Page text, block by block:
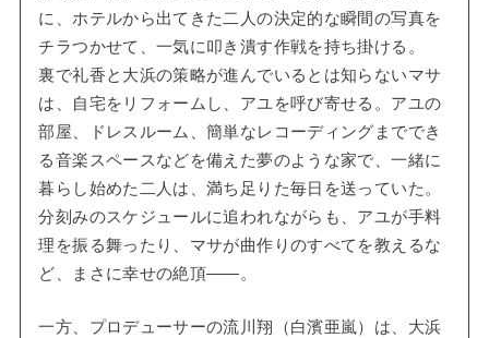
に、ホテルから出てきた二人の決定的な瞬間の写真を
チラつかせて、一気に叩き潰す作戦を持ち掛ける。
裏で礼香と大浜の策略が進んでいるとは知らないマサ
は、自宅をリフォームし、アユを呼び寄せる。アユの
部屋、ドレスルーム、簡単なレコーディングまででき
る音楽スペースなどを備えた夢のような家で、一緒に
暮らし始めた二人は、満ち足りた毎日を送っていた。
分刻みのスケジュールに追われながらも、アユが手料
理を振る舞ったり、マサが曲作りのすべてを教えるな
ど、まさに幸せの絶頂――。
一方、プロデューサーの流川翔（白濱亜嵐） は、大浜